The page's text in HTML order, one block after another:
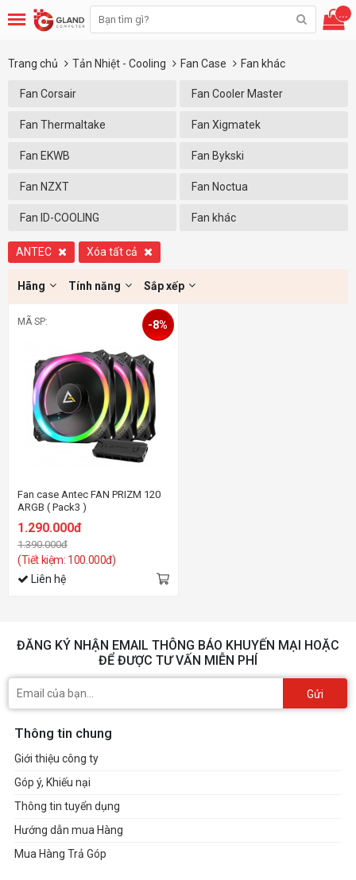
...
Trang chủ Tản Nhiệt - Cooling Fan Case Fan khác
Fan Corsair Fan Cooler Master
Fan Thermaltake Fan Xigmatek
Fan EKWB Fan Bykski
Fan NZXT Fan Noctua
Fan ID-COOLING Fan khác
ANTEC Xóa tất cả
Hãng Tính năng Sắp xếp
MÃ SP:
Fan case Antec FAN PRIZM 120
ARGB ( Pack3 )
1.290.000đ
1.390.000đ
(Tiết kiệm: 100.000đ)
-8%
Liên hệ
ĐĂNG KÝ NHẬN EMAIL THÔNG BÁO KHUYẾN MẠI HOẶC
ĐỂ ĐƯỢC TƯ VẤN MIỄN PHÍ
Gửi
Thông tin chung
Giới thiệu công ty
Góp ý, Khiếu nại
Thông tin tuyển dụng
Hướng dẫn mua Hàng
Mua Hàng Trả Góp